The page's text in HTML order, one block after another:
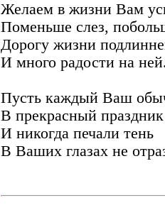
Желаем в жизни Вам
Поменьше слез,
Дорогу жизни
И много радости на
Пусть каждый Ваш
В прекрасный праздник
И никогда печали тень
В Ваших глазах не